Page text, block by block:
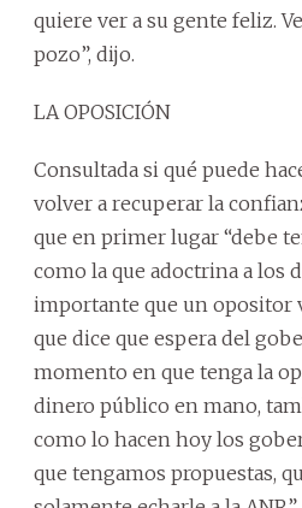
quiere ver a su gente feliz.
pozo”, dijo.
LA OPOSICIÓN
Consultada si qué puede
volver a recuperar la
que en primer lugar “debe
como la que adoctrina a los
importante que un opositor
que dice que espera del
momento en que tenga la
dinero público en mano,
como lo hacen hoy los
que tengamos propuestas,